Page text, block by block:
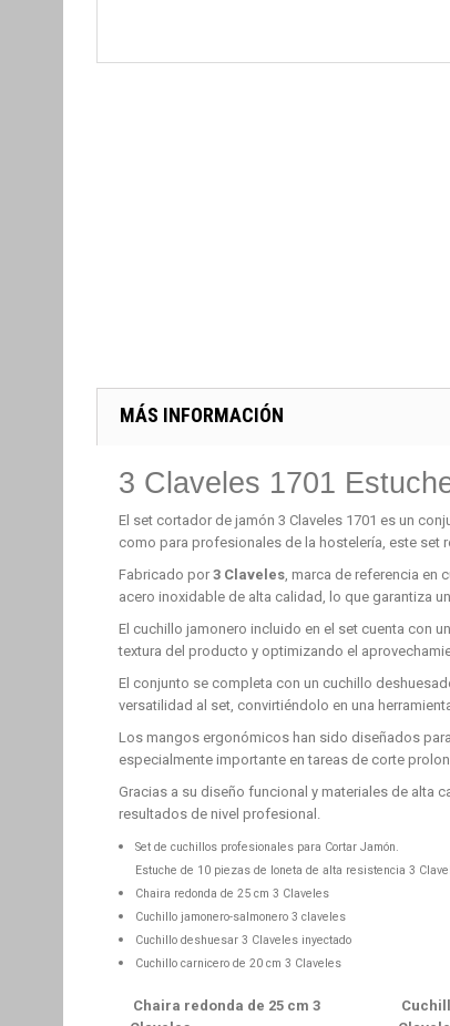
MÁS INFORMACIÓN
3 Claveles 1701
El set cortador de jamón 3 Claveles 1701 es un
como para profesionales de la hostelería, este set
Fabricado por 3 Claveles, marca de referencia en
acero inoxidable de alta calidad, lo que garantiza
El cuchillo jamonero incluido en el set cuenta con
textura del producto y optimizando el
El conjunto se completa con un cuchillo
versatilidad al set, convirtiéndolo en una
Los mangos ergonómicos han sido diseñados
especialmente importante en tareas de corte
Gracias a su diseño funcional y materiales de alta
resultados de nivel profesional.
Set de cuchillos profesionales para Cortar Jamón.
Estuche de 10 piezas de loneta de alta resistencia 3
Chaira redonda de 25 cm 3 Claveles
Cuchillo jamonero-salmonero 3 claveles
Cuchillo deshuesar 3 Claveles inyectado
Cuchillo carnicero de 20 cm 3 Claveles
Chaira redonda de 25 cm 3